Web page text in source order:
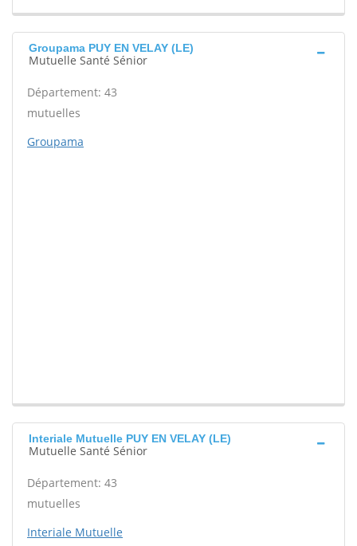
Groupama PUY EN VELAY (LE)
Mutuelle Santé Sénior
Département: 43
mutuelles
Groupama
Interiale Mutuelle PUY EN VELAY (LE)
Mutuelle Santé Sénior
Département: 43
mutuelles
Interiale Mutuelle